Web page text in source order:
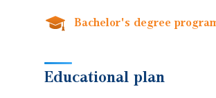
Bachelor's degree
Educational plan